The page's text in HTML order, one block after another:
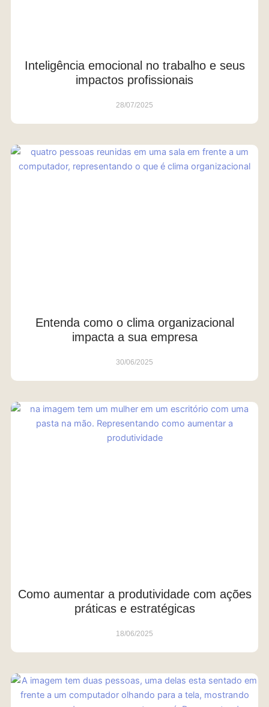
Inteligência emocional no trabalho e seus
impactos profissionais
28/07/2025
Entenda como o clima organizacional
impacta a sua empresa
30/06/2025
Como aumentar a produtividade com ações
práticas e estratégicas
18/06/2025